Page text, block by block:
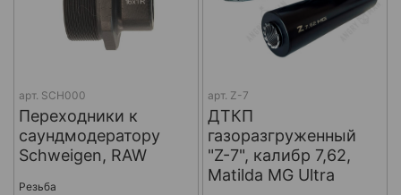
арт. SCH000
Переходники к
саундмодератору
Schweigen, RAW
Резьба
арт. Z-7
ДТКП
газоразгруженный
"Z-7", калибр 7,62,
Matilda MG Ultra